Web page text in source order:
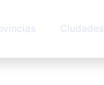
Ciudades